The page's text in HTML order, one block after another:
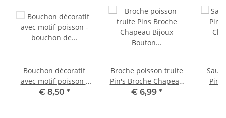
Bouchon décoratif
avec motif poisson -
bouchon de bouteille
€ 8,50 *
Broche poisson truite
Pin's Broche Chapeau
Bijoux Bouton Tableau
€ 6,99 *
Pin